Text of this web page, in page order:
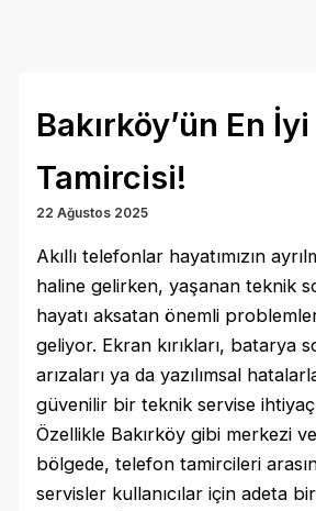
Bakırköy’ün En
Tamircisi!
22 Ağustos 2025
Akıllı telefonlar hayatımızın
haline gelirken, yaşanan teknik
hayatı aksatan önemli
geliyor. Ekran kırıkları, batarya
arızaları ya da yazılımsal
güvenilir bir teknik servise
Özellikle Bakırköy gibi merkezi
bölgede, telefon tamircileri
servisler kullanıcılar için adeta